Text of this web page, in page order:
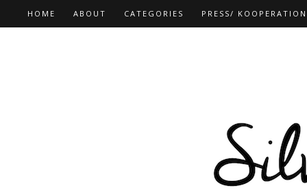
HOME ABOUT CATEGORIES PRESS/